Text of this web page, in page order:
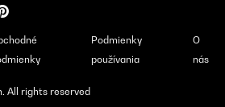
Podmienky
používania
O
nás
All rights reserved